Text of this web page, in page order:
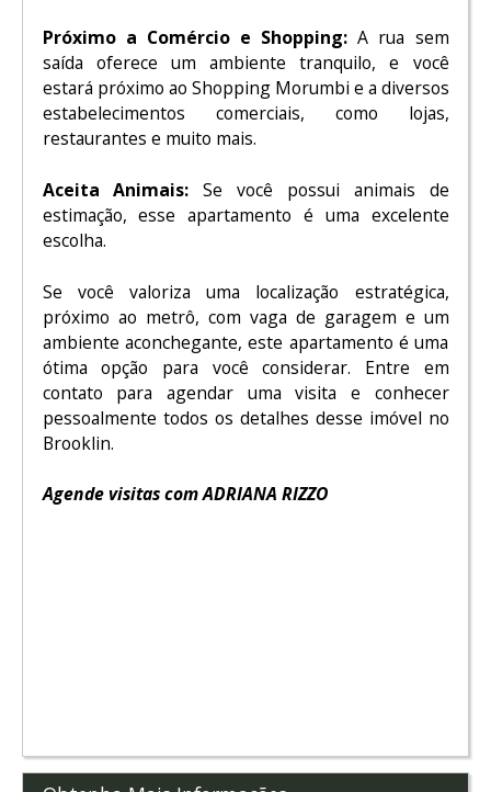
Próximo a Comércio e Shopping: A rua sem
saída oferece um ambiente tranquilo, e você
estará próximo ao Shopping Morumbi e a diversos
estabelecimentos comerciais, como lojas,
restaurantes e muito mais.
Aceita Animais: Se você possui animais de
estimação, esse apartamento é uma excelente
escolha.
Se você valoriza uma localização estratégica,
próximo ao metrô, com vaga de garagem e um
ambiente aconchegante, este apartamento é uma
ótima opção para você considerar. Entre em
contato para agendar uma visita e conhecer
pessoalmente todos os detalhes desse imóvel no
Brooklin.
Agende visitas com ADRIANA RIZZO